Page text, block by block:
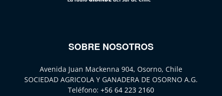
SOBRE NOSOTROS
Avenida Juan Mackenna 904, Osorno, Chile
SOCIEDAD AGRICOLA Y GANADERA DE OSORNO A.G.
Teléfono: +56 64 223 2160